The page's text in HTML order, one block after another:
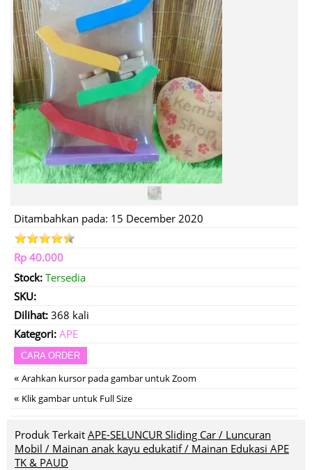
Ditambahkan pada: 15 December 2020
Rp 40.000
Stock: Tersedia
SKU:
Dilihat: 368 kali
Kategori: APE
CARA ORDER
« Arahkan kursor pada gambar untuk Zoom
« Klik gambar untuk Full Size
Produk Terkait APE-SELUNCUR Sliding Car / Luncuran
Mobil / Mainan anak kayu edukatif / Mainan Edukasi APE
TK & PAUD